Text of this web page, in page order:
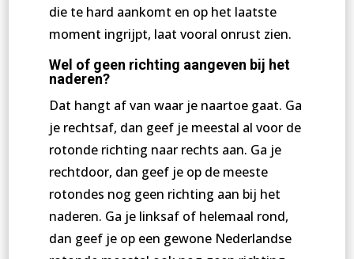
die te hard aankomt en op het laatste
moment ingrijpt, laat vooral onrust zien.
Wel of geen richting aangeven bij het
naderen?
Dat hangt af van waar je naartoe gaat. Ga
je rechtsaf, dan geef je meestal al voor de
rotonde richting naar rechts aan. Ga je
rechtdoor, dan geef je op de meeste
rotondes nog geen richting aan bij het
naderen. Ga je linksaf of helemaal rond,
dan geef je op een gewone Nederlandse